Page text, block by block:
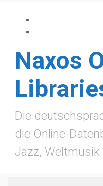
Naxos
Die
die Online-
Jazz, Weltmusik